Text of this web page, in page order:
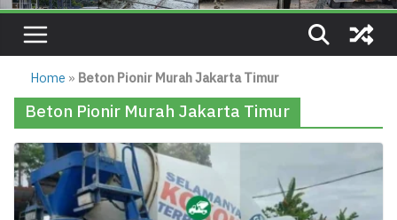
Home » Beton Pionir Murah Jakarta Timur
Beton Pionir Murah Jakarta Timur